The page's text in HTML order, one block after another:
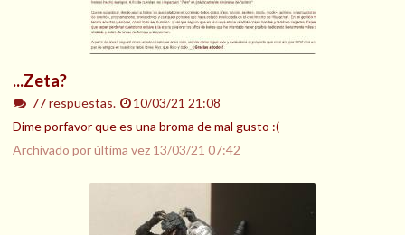
...Zeta?
77 respuestas.
10/03/21 21:08
Dime porfavor que es una broma de mal gusto :(
Archivado por última vez 13/03/21 07:42